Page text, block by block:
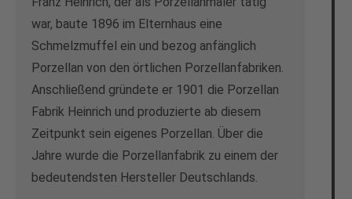
war, baute 1896 im Elternhaus eine
Schmelzmuffel ein und bezog anfänglich
Porzellan von den örtlichen Porzellanfabriken.
Anschließend gründete er 1901 die Porzellan
Fabrik Heinrich und produzierte ab diesem
Zeitpunkt sein eigenes Porzellan. Über die
Jahre wurde die Porzellanfabrik zu einem der
bedeutendsten Hersteller Deutschlands.